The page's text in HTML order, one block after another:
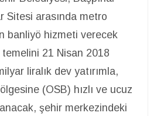
Sitesi arasında metro
banliyö hizmeti verecek
21 Nisan 2018
liralık dev yatırımla,
(OSB) hızlı ve ucuz
şehir merkezindeki